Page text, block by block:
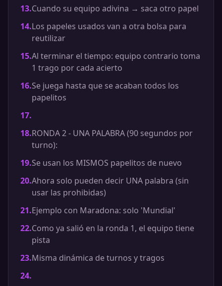
13.Cuando su equipo adivina → saca otro papel
14.Los papeles usados van a otra bolsa para
reutilizar
15.Al terminar el tiempo: equipo contrario toma
1 trago por cada acierto
16.Se juega hasta que se acaban todos los
papelitos
17.
18.RONDA 2 - UNA PALABRA (90 segundos por
turno):
19.Se usan los MISMOS papelitos de nuevo
20.Ahora solo pueden decir UNA palabra (sin
usar las prohibidas)
21.Ejemplo con Maradona: solo 'Mundial'
22.Como ya salió en la ronda 1, el equipo tiene
pista
23.Misma dinámica de turnos y tragos
24.